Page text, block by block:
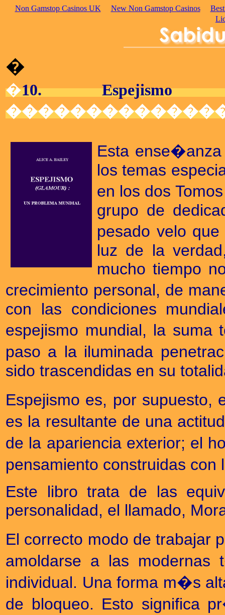
Non Gamstop Casinos UK New Non Gamstop Casinos
�
�10.
Esta
los temas
en los dos
grupo de
pesado velo
luz de la
mucho tiempo
crecimiento personal, de
con las condiciones
espejismo mundial, la
paso a la iluminada
sido trascendidas en su
Espejismo es, por
es la resultante de una
de la apariencia exterior; el
pensamiento construidas
Este libro trata de las
personalidad, el llamado,
El correcto modo de trabajar
amoldarse a las modernas
individual. Una forma m�s
de bloqueo. Esto significa